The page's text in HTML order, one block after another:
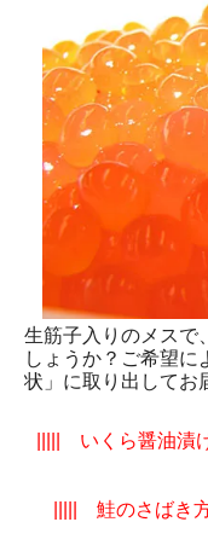
生筋子入りのメスで
しょうか？ご希望に
状」に取り出してお
||||| いくら醤油漬
||||| 鮭のさばき